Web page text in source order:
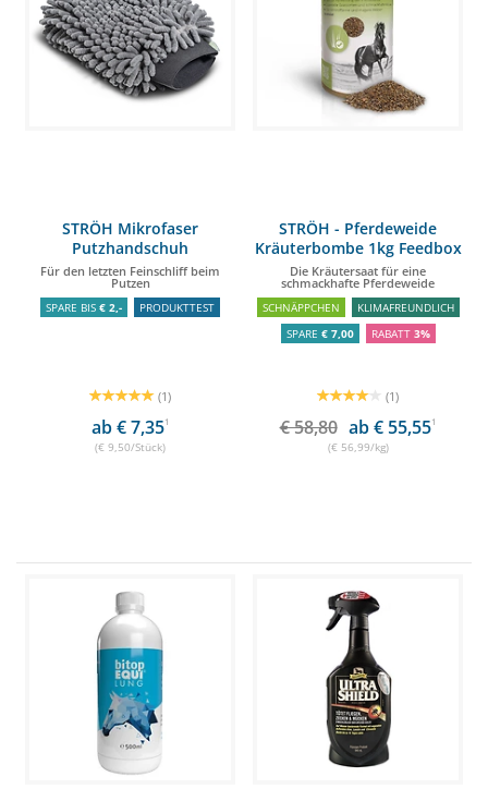
STRÖH Mikrofaser
Putzhandschuh
Für den letzten Feinschliff beim
Putzen
SPARE BIS € 2,- PRODUKTTEST
(1)
ab € 7,351
(€ 9,50/Stück)
STRÖH - Pferdeweide
Kräuterbombe 1kg Feedbox
Dose
Die Kräutersaat für eine
schmackhafte Pferdeweide
SCHNÄPPCHEN
KLIMAFREUNDLICH
SPARE € 7,00 RABATT 3%
(1)
€ 58,80 ab € 55,551
(€ 56,99/kg)